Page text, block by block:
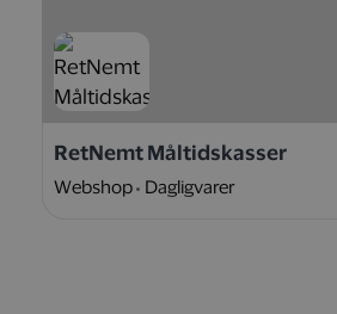
RetNemt Måltidskasser
Webshop Dagligvarer